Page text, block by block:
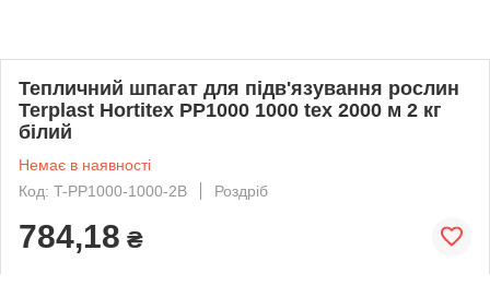
Тепличний шпагат для підв'язування рослин
Terplast Hortitex PP1000 1000 tex 2000 м 2 кг
білий
Немає в наявності
Код: T-PP1000-1000-2B
Роздріб
784,18 ₴